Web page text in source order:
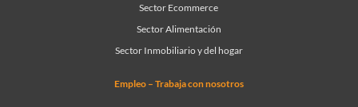
Sector Ecommerce
Sector Alimentación
Sector Inmobiliario y del hogar
Empleo – Trabaja con nosotros